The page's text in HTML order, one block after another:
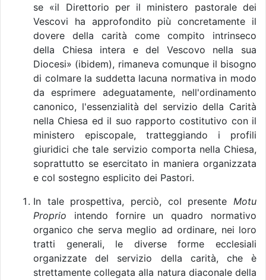
se «il Direttorio per il ministero pastorale dei
Vescovi ha approfondito più concretamente il
dovere della carità come compito intrinseco
della Chiesa intera e del Vescovo nella sua
Diocesi» (ibidem), rimaneva comunque il bisogno
di colmare la suddetta lacuna normativa in modo
da esprimere adeguatamente, nell'ordinamento
canonico, l'essenzialità del servizio della Carità
nella Chiesa ed il suo rapporto costitutivo con il
ministero episcopale, tratteggiando i profili
giuridici che tale servizio comporta nella Chiesa,
soprattutto se esercitato in maniera organizzata
e col sostegno esplicito dei Pastori.
In tale prospettiva, perciò, col presente Motu
Proprio intendo fornire un quadro normativo
organico che serva meglio ad ordinare, nei loro
tratti generali, le diverse forme ecclesiali
organizzate del servizio della carità, che è
strettamente collegata alla natura diaconale della